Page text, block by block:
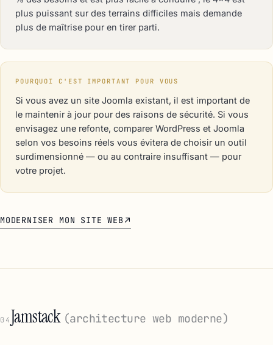
plus puissant sur des terrains difficiles mais demande
plus de maîtrise pour en tirer parti.
POURQUOI C'EST IMPORTANT POUR VOUS
Si vous avez un site Joomla existant, il est important de
le maintenir à jour pour des raisons de sécurité. Si vous
envisagez une refonte, comparer WordPress et Joomla
selon vos besoins réels vous évitera de choisir un outil
surdimensionné — ou au contraire insuffisant — pour
votre projet.
MODERNISER MON SITE WEB
04Jamstack (architecture web moderne)